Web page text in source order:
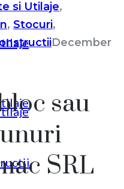
si Utilaje,
, Stocuri,
December
sau
SRL